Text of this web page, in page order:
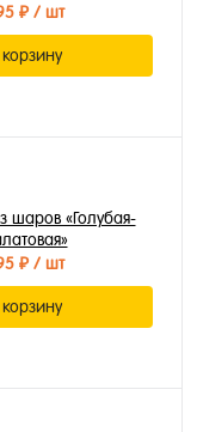
₽/ шт
шаров «Голубая-
₽/ шт